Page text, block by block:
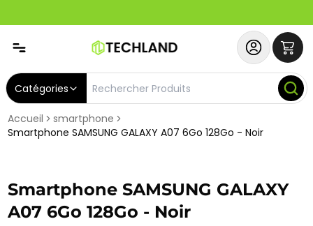
Catégories
Accueil
smartphone
Smartphone SAMSUNG GALAXY A07 6Go 128Go - Noir
Smartphone SAMSUNG GALAXY
A07 6Go 128Go - Noir